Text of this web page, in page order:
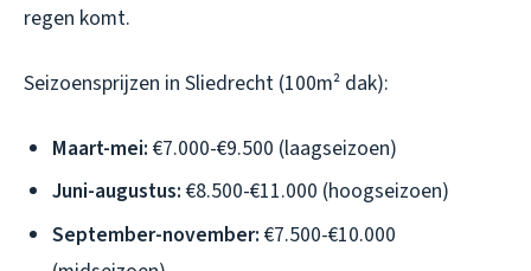
regen komt.
Seizoensprijzen in Sliedrecht (100m² dak):
Maart-mei: €7.000-€9.500 (laagseizoen)
Juni-augustus: €8.500-€11.000 (hoogseizoen)
September-november: €7.500-€10.000